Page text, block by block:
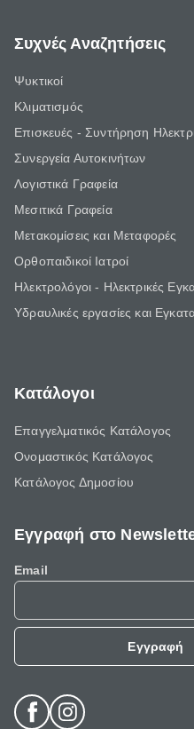
Συχνές Αναζητήσεις
Ψυκτικοί
Κλιματισμός
Επισκευές - Συντήρηση
Συνεργεία Αυτοκινήτων
Λογιστικά Γραφεία
Μεσιτικά Γραφεία
Μετακομίσεις και Μεταφορές
Ορθοπαιδικοί Ιατροί
Ηλεκτρολόγοι - Ηλεκτρικές
Υδραυλικές εργασίες και
Κατάλογοι
Επαγγελματικός Κατάλογος
Ονομαστικός Κατάλογος
Κατάλογος Δημοσίου
Εγγραφή στο
Email
Εγγραφή